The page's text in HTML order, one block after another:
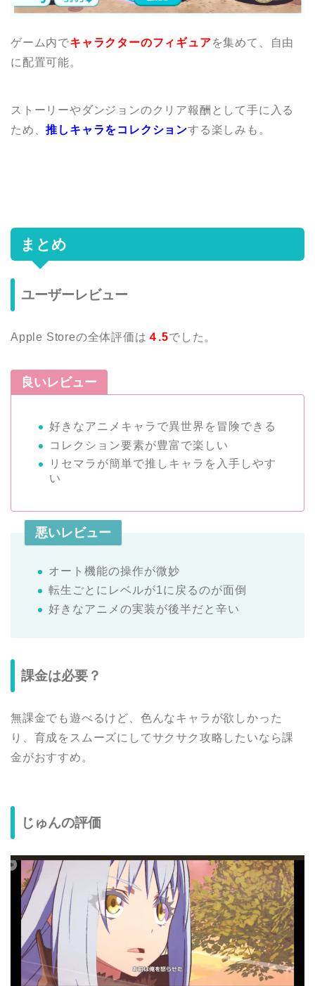
ゲーム内でキャラクターのフィギュアを集めて、自由
に配置可能。
ストーリーやダンジョンのクリア報酬として手に入る
ため、推しキャラをコレクションする楽しみも。
まとめ
ユーザーレビュー
Apple Storeの全体評価は ４.5でした。
良いレビュー
好きなアニメキャラで異世界を冒険できる
コレクション要素が豊富で楽しい
リセマラが簡単で推しキャラを入手しやす
い
悪いレビュー
オート機能の操作が微妙
転生ごとにレベルが1に戻るのが面倒
好きなアニメの実装が後半だと辛い
課金は必要？
無課金でも遊べるけど、色んなキャラが欲しかった
り、育成をスムーズにしてサクサク攻略したいなら課
金がおすすめ。
じゅんの評価